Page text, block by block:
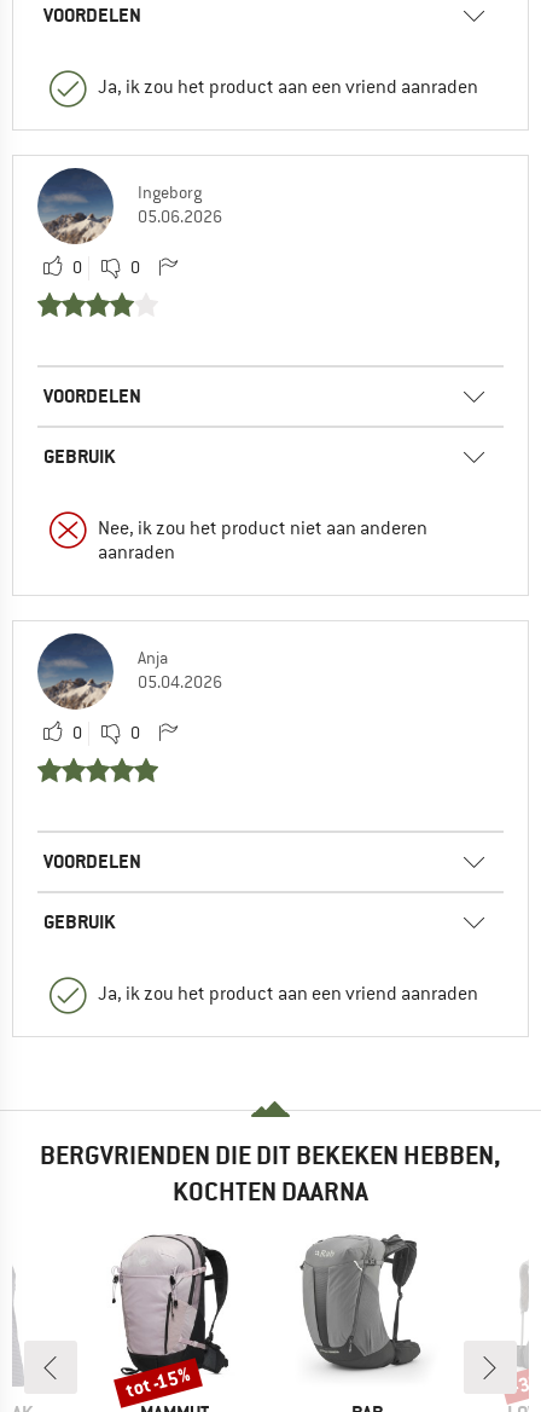
VOORDELEN
Ja, ik zou het product aan een vriend aanraden
Ingeborg
05.06.2026
0 0
VOORDELEN
GEBRUIK
Nee, ik zou het product niet aan anderen
aanraden
Anja
05.04.2026
0 0
VOORDELEN
GEBRUIK
Ja, ik zou het product aan een vriend aanraden
BERGVRIENDEN DIE DIT BEKEKEN HEBBEN,
KOCHTEN DAARNA
Korting
tot -15% -